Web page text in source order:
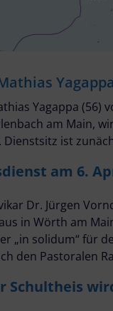
Yagappa (56)
am Main,
Dienstsitz ist
am 6.
Dr. Jürgen
in Wörth am
„in solidum“ für
den Pastoralen
Schultheis